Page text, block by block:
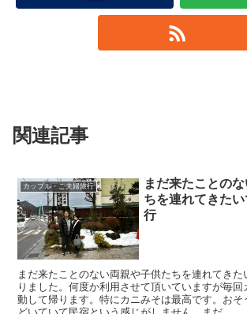
関連記事
カップル・ご夫婦旅行
まだ来たことの
ちを連れてきた
行
まだ来たことのない両親や子供たちを連れてき
りました。何度か利用させて頂いていますが毎
動して帰ります。特にカニみそは最高です。おそ